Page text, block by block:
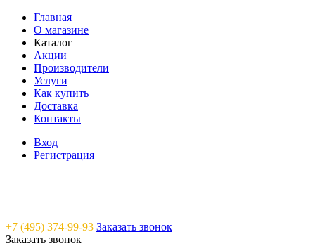
Главная
О магазине
Каталог
Акции
Производители
Услуги
Как купить
Доставка
Контакты
Вход
Регистрация
+7 (495) 374-99-93 Заказать звонок
Заказать звонок